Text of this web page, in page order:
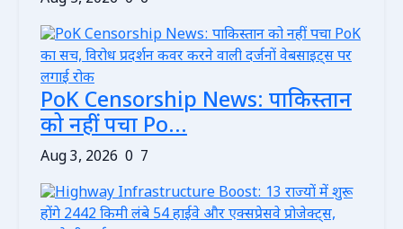
PoK Censorship News: पाकिस्तान
को नहीं पचा Po...
Aug 3, 2026 0 7